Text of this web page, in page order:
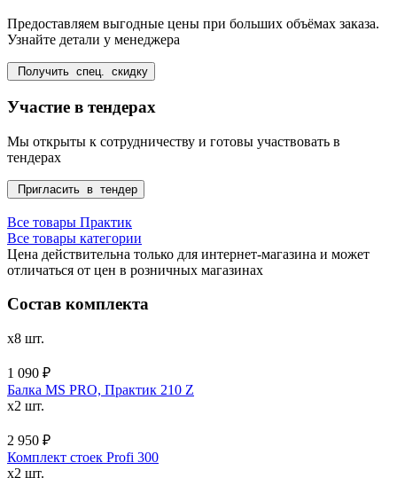
Предоставляем выгодные цены при больших объёмах заказа.
Узнайте детали у менеджера
Получить спец. скидку
Участие в тендерах
Мы открыты к сотрудничеству и готовы участвовать в
тендерах
Пригласить в тендер
Все товары Практик
Все товары категории
Цена действительна только для интернет-магазина и может
отличаться от цен в розничных магазинах
Состав комплекта
x8 шт.
1 090 ₽
Балка MS PRO, Практик 210 Z
x2 шт.
2 950 ₽
Комплект стоек Profi 300
x2 шт.